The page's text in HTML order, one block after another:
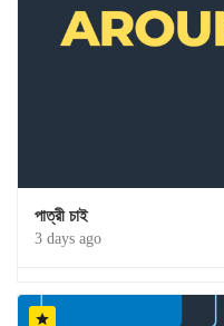
পাত্রী চাই
3 days ago